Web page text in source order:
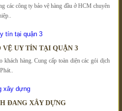
các công ty bảo vệ hàng đầu ở HCM chuyên
VỆ UY TÍN TẠI QUẬN 3
hàng. Cung cấp toàn diện các gói dịch
ĐANG XÂY DỰNG